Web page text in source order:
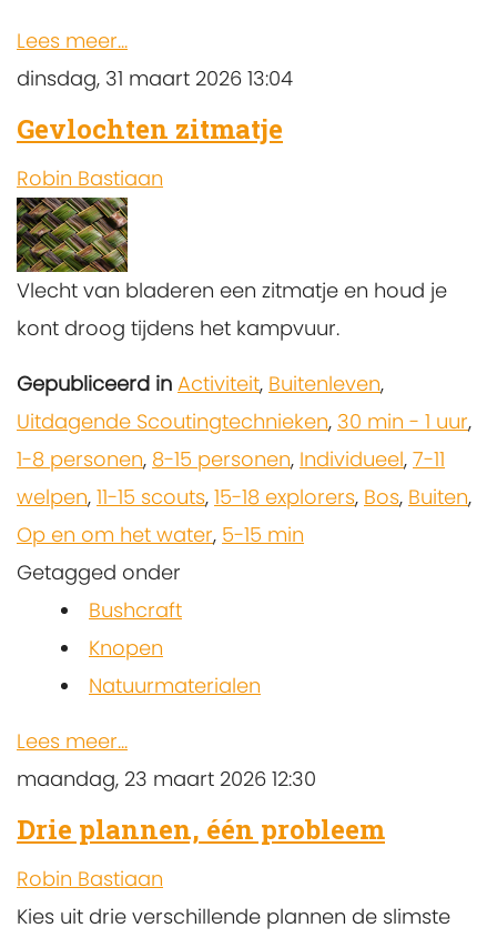
Lees meer...
dinsdag, 31 maart 2026 13:04
Gevlochten zitmatje
Robin Bastiaan
Vlecht van bladeren een zitmatje en houd je
kont droog tijdens het kampvuur.
Gepubliceerd in Activiteit, Buitenleven,
Uitdagende Scoutingtechnieken, 30 min - 1 uur,
1-8 personen, 8-15 personen, Individueel, 7-11
welpen, 11-15 scouts, 15-18 explorers, Bos, Buiten,
Op en om het water, 5-15 min
Getagged onder
Bushcraft
Knopen
Natuurmaterialen
Lees meer...
maandag, 23 maart 2026 12:30
Drie plannen, één probleem
Robin Bastiaan
Kies uit drie verschillende plannen de slimste